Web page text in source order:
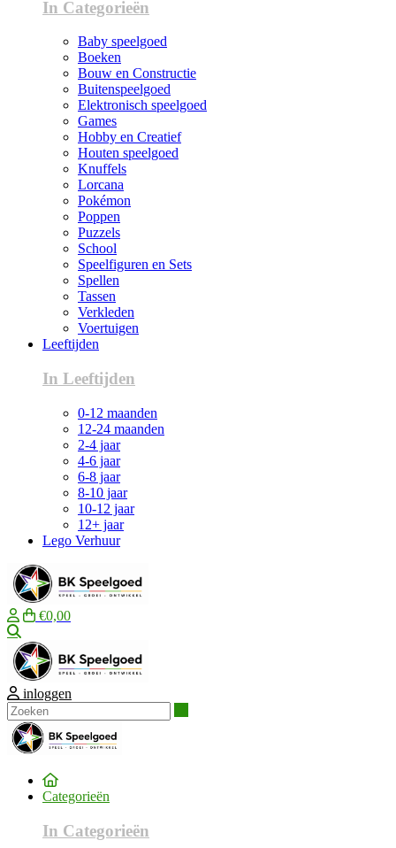
In Categorieën
Baby speelgoed
Boeken
Bouw en Constructie
Buitenspeelgoed
Elektronisch speelgoed
Games
Hobby en Creatief
Houten speelgoed
Knuffels
Lorcana
Pokémon
Poppen
Puzzels
School
Speelfiguren en Sets
Spellen
Tassen
Verkleden
Voertuigen
Leeftijden
In Leeftijden
0-12 maanden
12-24 maanden
2-4 jaar
4-6 jaar
6-8 jaar
8-10 jaar
10-12 jaar
12+ jaar
Lego Verhuur
€0,00
inloggen
Categorieën
In Categorieën